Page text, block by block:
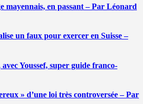
mayennais, en passant – Par Léonard
un faux pour exercer en Suisse –
Youssef, super guide franco-
» d’une loi très controversée – Par